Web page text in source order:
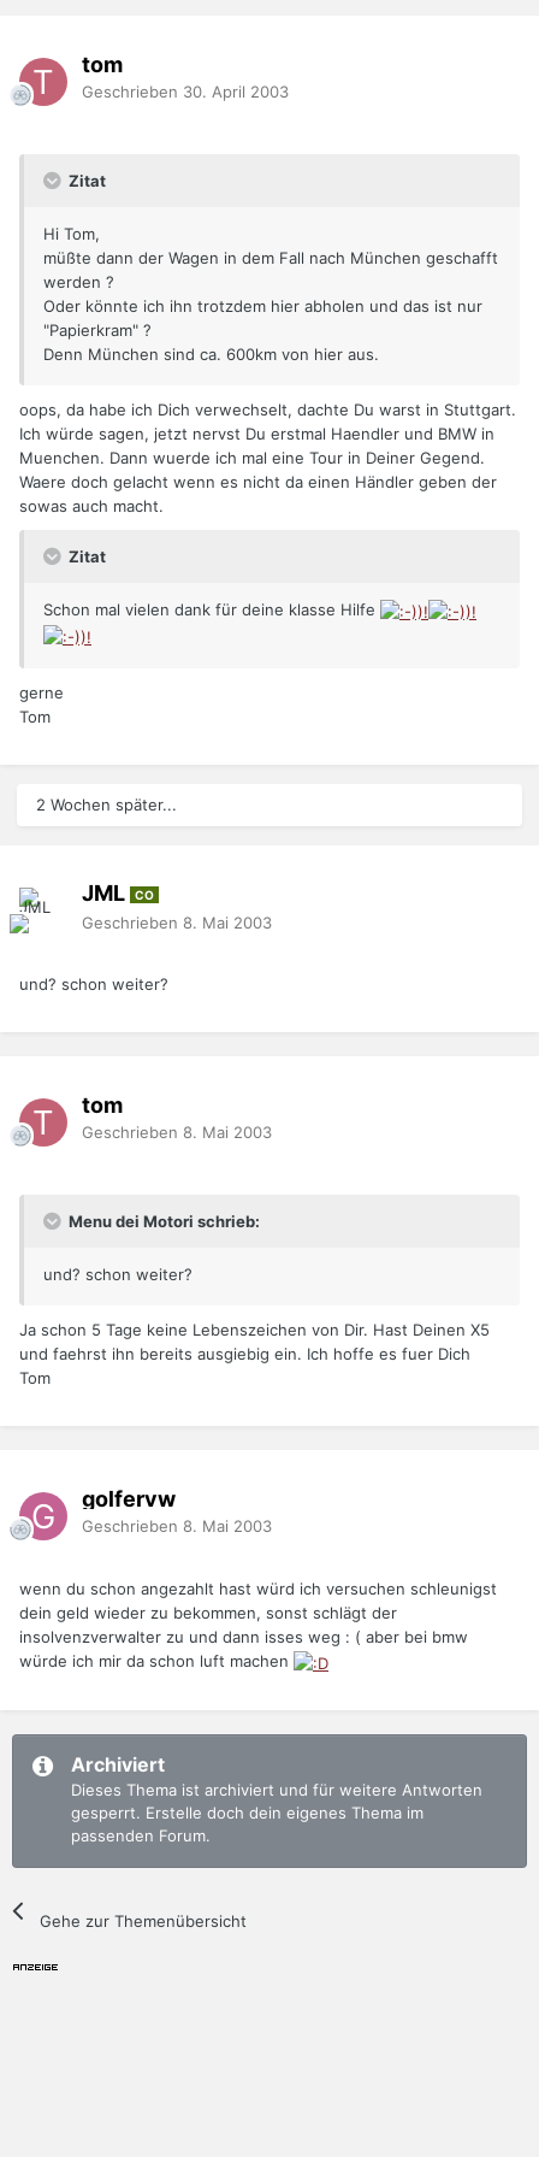
tom
Geschrieben 30. April 2003
Zitat
Hi Tom,
müßte dann der Wagen in dem Fall nach München geschafft
werden ?
Oder könnte ich ihn trotzdem hier abholen und das ist nur
"Papierkram" ?
Denn München sind ca. 600km von hier aus.
oops, da habe ich Dich verwechselt, dachte Du warst in Stuttgart.
Ich würde sagen, jetzt nervst Du erstmal Haendler und BMW in
Muenchen. Dann wuerde ich mal eine Tour in Deiner Gegend.
Waere doch gelacht wenn es nicht da einen Händler geben der
sowas auch macht.
Zitat
Schon mal vielen dank für deine klasse Hilfe
gerne
Tom
2 Wochen später...
JML CO
Geschrieben 8. Mai 2003
und? schon weiter?
tom
Geschrieben 8. Mai 2003
Menu dei Motori schrieb:
und? schon weiter?
Ja schon 5 Tage keine Lebenszeichen von Dir. Hast Deinen X5
und faehrst ihn bereits ausgiebig ein. Ich hoffe es fuer Dich
Tom
golfervw
Geschrieben 8. Mai 2003
wenn du schon angezahlt hast würd ich versuchen schleunigst
dein geld wieder zu bekommen, sonst schlägt der
insolvenzverwalter zu und dann isses weg : ( aber bei bmw
würde ich mir da schon luft machen
Archiviert
Dieses Thema ist archiviert und für weitere Antworten
gesperrt. Erstelle doch dein eigenes Thema im
passenden Forum.
Gehe zur Themenübersicht